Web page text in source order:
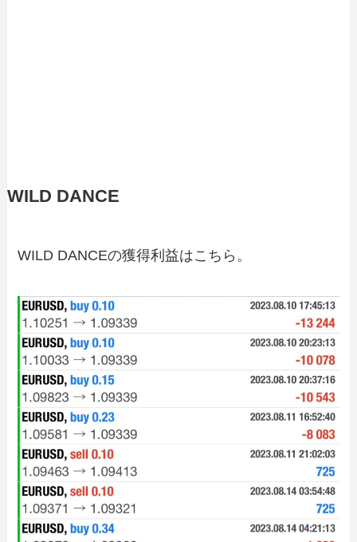
WILD DANCE
WILD DANCEの獲得利益はこちら。